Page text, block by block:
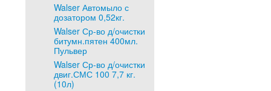
Walser Автомыло с
дозатором 0,52кг.
Walser Ср-во д/очистки
битумн.пятен 400мл.
Пульвер
Walser Ср-во д/очистки
двиг.СМС 100 7,7 кг.
(10л)